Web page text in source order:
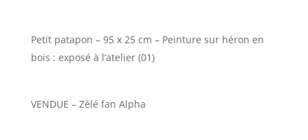
Petit patapon – 95 x 25 cm – Peinture sur héron en
bois : exposé à l’atelier (01)
VENDUE – Zélé fan Alpha